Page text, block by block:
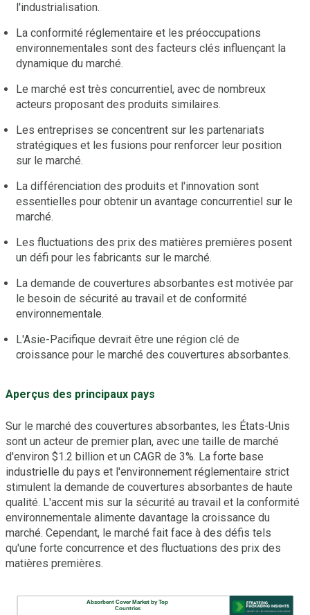
l'industrialisation.
La conformité réglementaire et les préoccupations
environnementales sont des facteurs clés influençant la
dynamique du marché.
Le marché est très concurrentiel, avec de nombreux
acteurs proposant des produits similaires.
Les entreprises se concentrent sur les partenariats
stratégiques et les fusions pour renforcer leur position
sur le marché.
La différenciation des produits et l'innovation sont
essentielles pour obtenir un avantage concurrentiel sur le
marché.
Les fluctuations des prix des matières premières posent
un défi pour les fabricants sur le marché.
La demande de couvertures absorbantes est motivée par
le besoin de sécurité au travail et de conformité
environnementale.
L'Asie-Pacifique devrait être une région clé de
croissance pour le marché des couvertures absorbantes.
Aperçus des principaux pays
Sur le marché des couvertures absorbantes, les États-Unis
sont un acteur de premier plan, avec une taille de marché
d'environ $1.2 billion et un CAGR de 3%. La forte base
industrielle du pays et l'environnement réglementaire strict
stimulent la demande de couvertures absorbantes de haute
qualité. L'accent mis sur la sécurité au travail et la conformité
environnementale alimente davantage la croissance du
marché. Cependant, le marché fait face à des défis tels
qu'une forte concurrence et des fluctuations des prix des
matières premières.